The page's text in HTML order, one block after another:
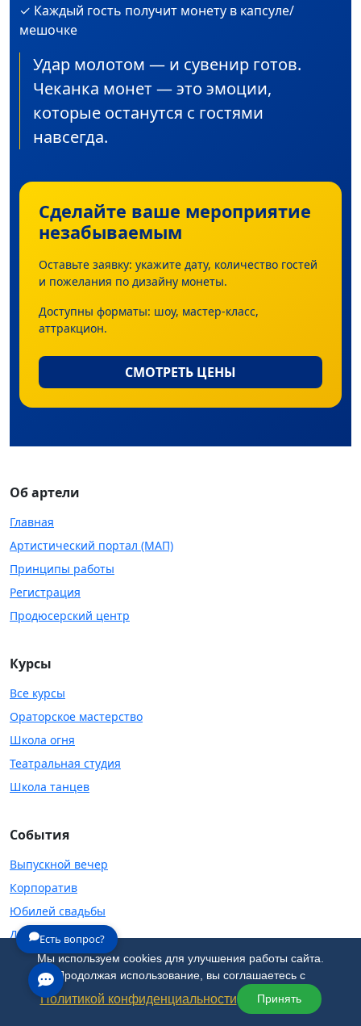
✓ Каждый гость получит монету в капсуле/
мешочке
Удар молотом — и сувенир готов.
Чеканка монет — это эмоции,
которые останутся с гостями
навсегда.
Сделайте ваше мероприятие
незабываемым
Оставьте заявку: укажите дату, количество гостей
и пожелания по дизайну монеты.
Доступны форматы: шоу, мастер-класс,
аттракцион.
СМОТРЕТЬ ЦЕНЫ
Об артели
Главная
Артистический портал (МАП)
Принципы работы
Регистрация
Продюсерский центр
Курсы
Все курсы
Ораторское мастерство
Школа огня
Театральная студия
Школа танцев
События
Выпускной вечер
Корпоратив
Юбилей свадьбы
Детский праздник
День рождения
Киностудия
Есть вопрос?
Мы используем cookies для улучшения работы сайта.
Продолжая использование, вы соглашаетесь с
Политикой конфиденциальности Принять